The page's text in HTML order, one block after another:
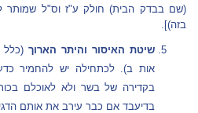
(שם בבדק הבית) חולק ע"ז וס"ל שמותר
בזה)].
שיטת האיסור והיתר הארוך (כלל
אות ב). לכתחילה יש להחמיר
בקדירה של בשר ולא לאוכלם
בדיעבד אם כבר עירב את אותם